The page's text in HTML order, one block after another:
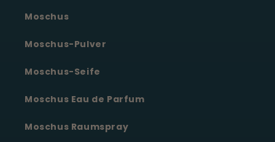
Moschus
Moschus-Pulver
Moschus-Seife
Moschus Eau de Parfum
Moschus Raumspray